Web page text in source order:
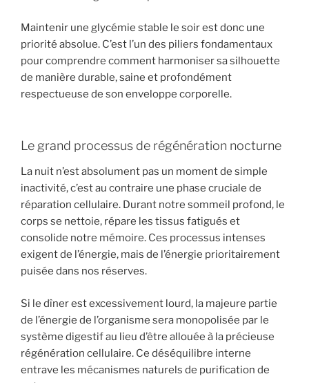
Maintenir une glycémie stable le soir est donc une
priorité absolue. C’est l’un des piliers fondamentaux
pour comprendre comment harmoniser sa silhouette
de manière durable, saine et profondément
respectueuse de son enveloppe corporelle.
Le grand processus de régénération nocturne
La nuit n’est absolument pas un moment de simple
inactivité, c’est au contraire une phase cruciale de
réparation cellulaire. Durant notre sommeil profond, le
corps se nettoie, répare les tissus fatigués et
consolide notre mémoire. Ces processus intenses
exigent de l’énergie, mais de l’énergie prioritairement
puisée dans nos réserves.
Si le dîner est excessivement lourd, la majeure partie
de l’énergie de l’organisme sera monopolisée par le
système digestif au lieu d’être allouée à la précieuse
régénération cellulaire. Ce déséquilibre interne
entrave les mécanismes naturels de purification de